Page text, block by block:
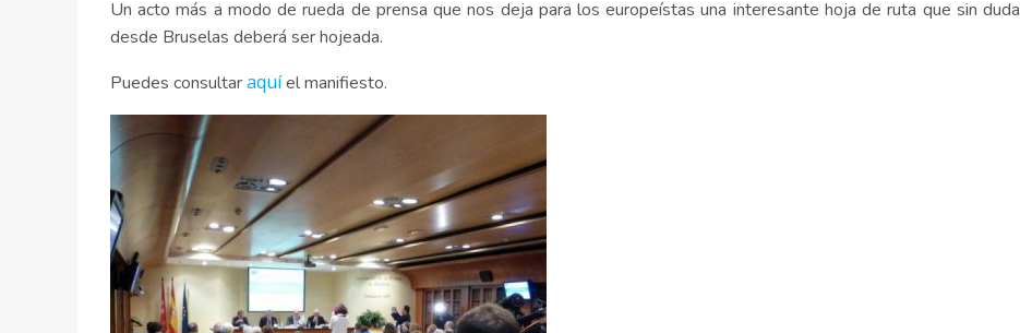
Un acto más a modo de rueda de prensa que nos deja para los europeístas una interesante hoja de ruta que sin duda
desde Bruselas deberá ser hojeada.
Puedes consultaraquíel manifiesto.